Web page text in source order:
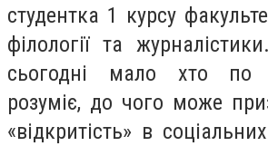
студентка 1 курсу
філології та
сьогодні мало хто по
розуміє, до чого може
«відкритість» в